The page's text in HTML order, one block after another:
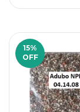
15%
OFF